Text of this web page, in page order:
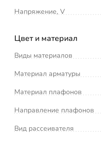
Напряжение, V
Цвет и материал
Виды материалов
Материал арматуры
Материал плафонов
Направление плафонов
Вид рассеивателя